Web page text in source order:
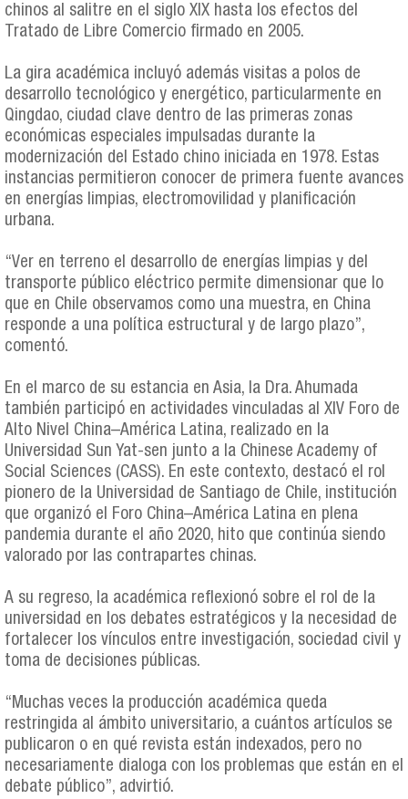
chinos al salitre en el siglo XIX hasta los efectos del
Tratado de Libre Comercio firmado en 2005.
La gira académica incluyó además visitas a polos de
desarrollo tecnológico y energético, particularmente en
Qingdao, ciudad clave dentro de las primeras zonas
económicas especiales impulsadas durante la
modernización del Estado chino iniciada en 1978. Estas
instancias permitieron conocer de primera fuente avances
en energías limpias, electromovilidad y planificación
urbana.
“Ver en terreno el desarrollo de energías limpias y del
transporte público eléctrico permite dimensionar que lo
que en Chile observamos como una muestra, en China
responde a una política estructural y de largo plazo”,
comentó.
En el marco de su estancia en Asia, la Dra. Ahumada
también participó en actividades vinculadas al XIV Foro de
Alto Nivel China–América Latina, realizado en la
Universidad Sun Yat-sen junto a la Chinese Academy of
Social Sciences (CASS). En este contexto, destacó el rol
pionero de la Universidad de Santiago de Chile, institución
que organizó el Foro China–América Latina en plena
pandemia durante el año 2020, hito que continúa siendo
valorado por las contrapartes chinas.
A su regreso, la académica reflexionó sobre el rol de la
universidad en los debates estratégicos y la necesidad de
fortalecer los vínculos entre investigación, sociedad civil y
toma de decisiones públicas.
“Muchas veces la producción académica queda
restringida al ámbito universitario, a cuántos artículos se
publicaron o en qué revista están indexados, pero no
necesariamente dialoga con los problemas que están en el
debate público”, advirtió.